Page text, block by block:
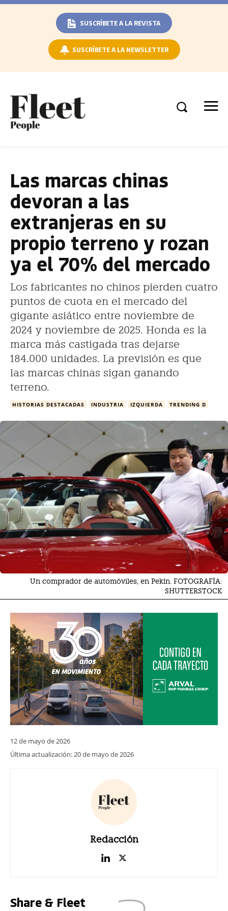
SUSCRÍBETE A LA REVISTA
SUSCRÍBETE A LA NEWSLETTER
Las marcas chinas
devoran a las
extranjeras en su
propio terreno y rozan
ya el 70% del mercado
Los fabricantes no chinos pierden cuatro
puntos de cuota en el mercado del
gigante asiático entre noviembre de
2024 y noviembre de 2025. Honda es la
marca más castigada tras dejarse
184.000 unidades. La previsión es que
las marcas chinas sigan ganando
terreno.
HISTORIAS DESTACADAS INDUSTRIA IZQUIERDA TRENDING D
Un comprador de automóviles, en Pekín. FOTOGRAFÍA:
SHUTTERSTOCK
12 de mayo de 2026
Última actualización:20 de mayo de 2026
Redacción
Share & Fleet